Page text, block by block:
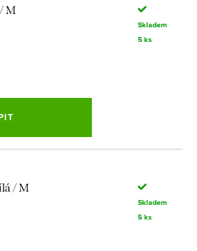
M
Skladem
5 ks
/ M
Skladem
5 ks